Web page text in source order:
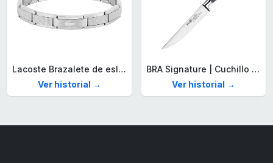
Lacoste Brazalete de eslabón para Hombre Colección STENCIL de Acero inoxidable
Ver historial →
BRA Signature | Cuchillo tomatero 120 mm, Acero Inoxidable alemán forjado con Molibdeno Vanadio, Mango Remachado ABS, Diseño Ergonómico, Hoja 1,6 mm espesor
Ver historial →